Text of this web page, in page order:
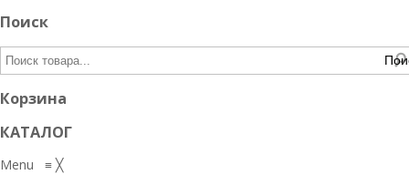
Поиск
Корзина
КАТАЛОГ
Menu ≡ ╳